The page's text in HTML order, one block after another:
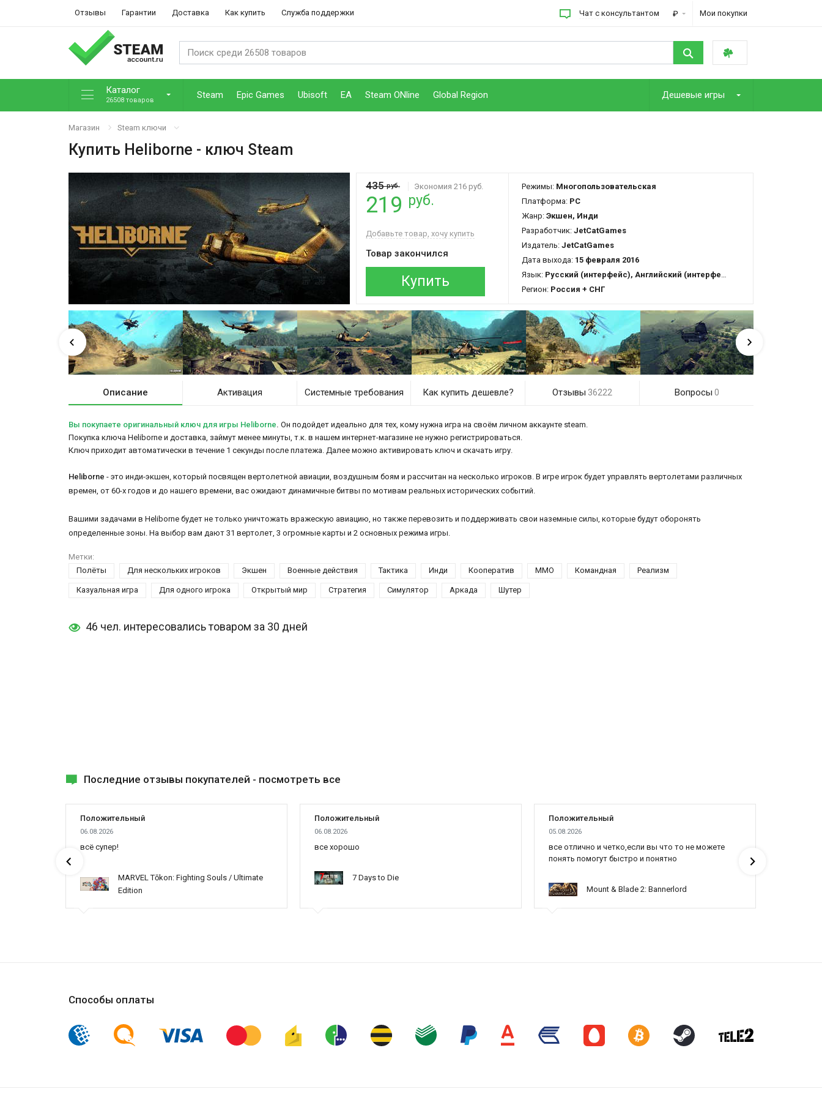
Отзывы Гарантии Доставка Как купить Служба поддержки Чат с консультантом ₽ Мои покупки
Каталог
26508 товаров Steam Epic Games Ubisoft EA Steam ONline Global Region Дешевые игры
Магазин Steam ключи
Купить Heliborne - ключ Steam
435руб. Экономия 216 руб.
219 руб.
Добавьте товар, хочу купить
Товар закончился
Купить
Режимы: Многопользовательская
Платформа: PC
Жанр: Экшен, Инди
Разработчик: JetCatGames
Издатель: JetCatGames
Дата выхода: 15 февраля 2016
Язык: Русский (интерфейс), Английский (интерфейс)
Регион: Россия + СНГ
Описание Активация Системные требования Как купить дешевле? Отзывы 36222 Вопросы 0
Вы покупаете оригинальный ключ для игры Heliborne. Он подойдет идеально для тех, кому нужна игра на своём личном аккаунте steam.
Покупка ключа Heliborne и доставка, займут менее минуты, т.к. в нашем интернет-магазине не нужно регистрироваться.
Ключ приходит автоматически в течение 1 секунды после платежа. Далее можно активировать ключ и скачать игру.
Heliborne - это инди-экшен, который посвящен вертолетной авиации, воздушным боям и рассчитан на несколько игроков. В игре игрок будет управлять вертолетами различных
времен, от 60-х годов и до нашего времени, вас ожидают динамичные битвы по мотивам реальных исторических событий.
Вашими задачами в Heliborne будет не только уничтожать вражескую авиацию, но также перевозить и поддерживать свои наземные силы, которые будут оборонять
определенные зоны. На выбор вам дают 31 вертолет, 3 огромные карты и 2 основных режима игры.
Метки:
Полёты
Для нескольких игроков Экшен Военные действия Тактика Инди Кооператив ММО Командная Реализм
Казуальная игра Для одного игрока Открытый мир Стратегия Симулятор Аркада Шутер
46 чел. интересовались товаром за 30 дней
Последние отзывы покупателей - посмотреть все
Положительный
06.08.2026
всё супер!
MARVEL Tōkon: Fighting Souls / Ultimate
Edition
Положительный
06.08.2026
все хорошо
7 Days to Die
Положительный
05.08.2026
все отлично и четко,если вы что то не можете
понять помогут быстро и понятно
Mount & Blade 2: Bannerlord
Способы оплаты